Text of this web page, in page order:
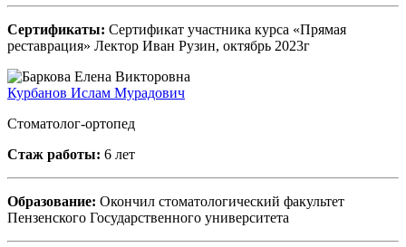
Сертификаты: Сертификат участника курса «Прямая
реставрация» Лектор Иван Рузин, октябрь 2023г
Курбанов Ислам Мурадович
Стоматолог-ортопед
Стаж работы: 6 лет
Образование: Окончил стоматологический факультет
Пензенского Государственного университета